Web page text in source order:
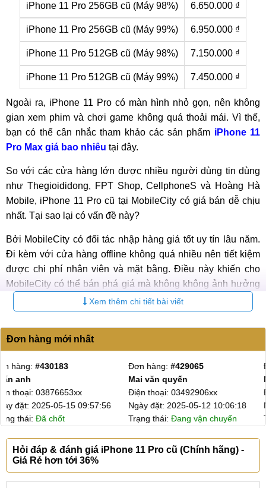
iPhone 11 Pro 256GB cũ (Máy 98%) 6.650.000 ₫
iPhone 11 Pro 256GB cũ (Máy 99%) 6.950.000 ₫
iPhone 11 Pro 512GB cũ (Máy 98%) 7.150.000 ₫
iPhone 11 Pro 512GB cũ (Máy 99%) 7.450.000 ₫
Ngoài ra, iPhone 11 Pro có màn hình nhỏ gọn, nên không
gian xem phim và chơi game không quá thoải mái. Vì thế,
bạn có thể cân nhắc tham khảo các sản phẩm iPhone 11
Pro Max giá bao nhiêu tại đây.
So với các cửa hàng lớn được nhiều người dùng tin dùng
như Thegioididong, FPT Shop, CellphoneS và Hoàng Hà
Mobile, iPhone 11 Pro cũ tại MobileCity có giá bán dễ chịu
nhất. Tại sao lại có vấn đề này?
Bởi MobileCity có đối tác nhập hàng giá tốt uy tín lâu năm.
Đi kèm với cửa hàng offline không quá nhiều nên tiết kiệm
được chi phí nhân viên và mặt bằng. Điều này khiến cho
MobileCity có thể bán phá giá mà không không ảnh hưởng
nhiều đến kinh doanh.
Khi mua máy tại MobileCity, chúng tôi cam kết đem đến cho
nhất. Mời bạn tham khảo chi tiết ở bảng dưới.
Cam kết mua iPhone 11 Pro cũ tại MobileCity
Tình trạng
Các sản phẩm iPhone 11 Pro cũ được chia thành 2 loại theo
hình thức. Đầu tiên là loại Like new có độ mới 99% so với
Xem thêm chi tiết bài viết
Đơn hàng mới nhất
Đơn hàng:#424964
Nguyễn Lan
Điện thoại: 09610154xx
Ngày đặt: 2025-04-27 17:46:17
Trạng thái:Hoàn tất
Đơn hàng:#424835
Khiết Thanh
Điện thoại: 09658144xx
Ngày đặt: 2025-04-27 11:56:04
Trạng thái:Hoàn tất
Hỏi đáp & đánh giá iPhone 11 Pro cũ (Chính hãng) -
Giá Rẻ hơn tới 36%